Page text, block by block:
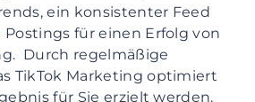
ein konsistenter Feed
für einen Erfolg von
Durch regelmäßige
TikTok Marketing optimiert
für Sie erzielt werden.